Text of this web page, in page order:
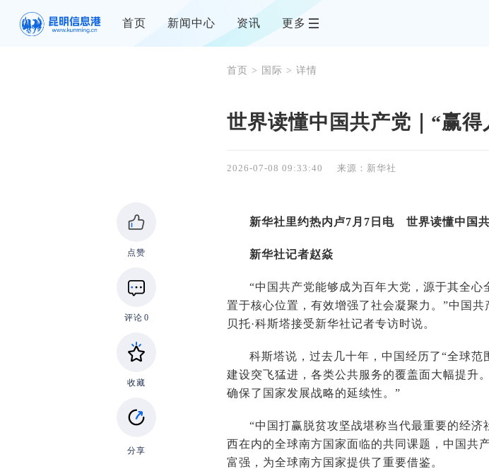
首页 新闻中心 资讯 更多
点赞
评论 0
收藏
分享
首页 > 国际 > 详情
世界读懂中国共产党｜“赢
2026-07-08 09:33:40 来源：新华社
新华社里约热内卢7月7日电 世界读懂中国
新华社记者赵焱
“中国共产党能够成为百年大党，源于其全
置于核心位置，有效增强了社会凝聚力。”中国
贝托·科斯塔接受新华社记者专访时说。
科斯塔说，过去几十年，中国经历了“全球
建设突飞猛进，各类公共服务的覆盖面大幅提升
确保了国家发展战略的延续性。”
“中国打赢脱贫攻坚战堪称当代最重要的经
西在内的全球南方国家面临的共同课题，中国共
富强，为全球南方国家提供了重要借鉴。